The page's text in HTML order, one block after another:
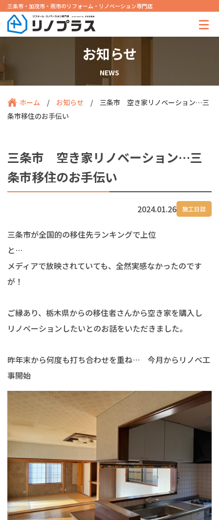
三条市・加茂市・燕市のリフォーム・リノベーション専門店
お知らせ
NEWS
ホーム / お知らせ /
三条市 空き家リノベーション…三
条市移住のお手伝い
三条市 空き家リノベーション…三
条市移住のお手伝い
2024.01.26 施工日誌
三条市が全国的の移住先ランキングで上位
と…
メディアで放映されていても、全然実感なかったのです
が！
ご縁あり、栃木県からの移住者さんから空き家を購入し
リノベーションしたいとのお話をいただきました。
昨年末から何度も打ち合わせを重ね… 今月からリノベ工
事開始